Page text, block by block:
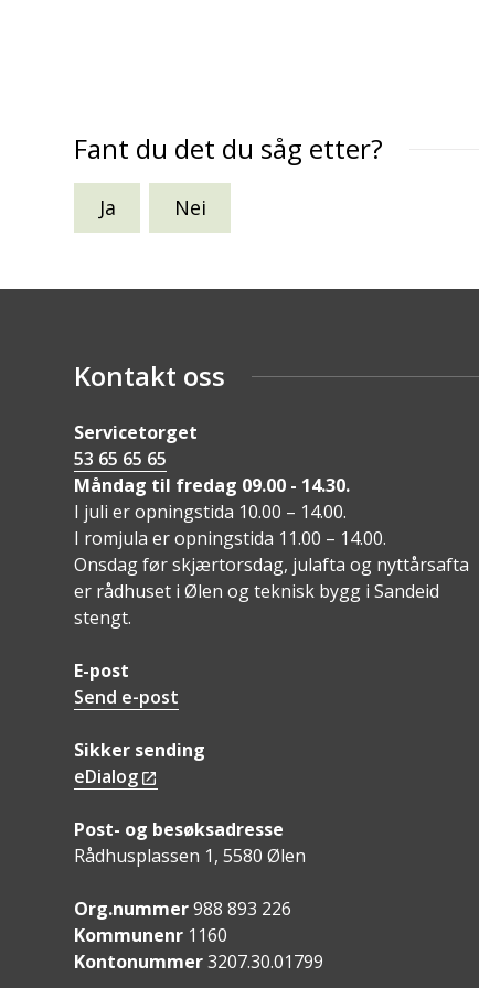
Fant du det du såg etter?
Ja Nei
Kontakt oss
Servicetorget
53 65 65 65
Måndag til fredag 09.00 - 14.30.
I juli er opningstida 10.00 – 14.00.
I romjula er opningstida 11.00 – 14.00.
Onsdag før skjærtorsdag, julafta og nyttårsafta
er rådhuset i Ølen og teknisk bygg i Sandeid
stengt.
E-post
Send e-post
Sikker sending
eDialog
Post- og besøksadresse
Rådhusplassen 1, 5580 Ølen
Org.nummer988 893 226
Kommunenr 1160
Kontonummer3207.30.01799